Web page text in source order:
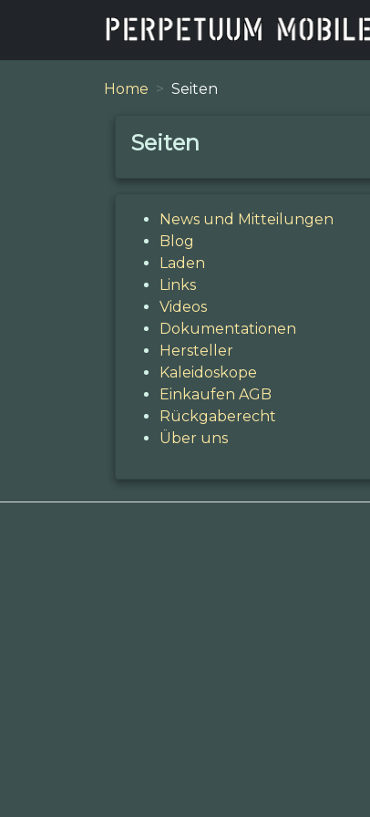
Home Seiten
Seiten
News und Mitteilungen
Blog
Laden
Links
Videos
Dokumentationen
Hersteller
Kaleidoskope
Einkaufen AGB
Rückgaberecht
Über uns